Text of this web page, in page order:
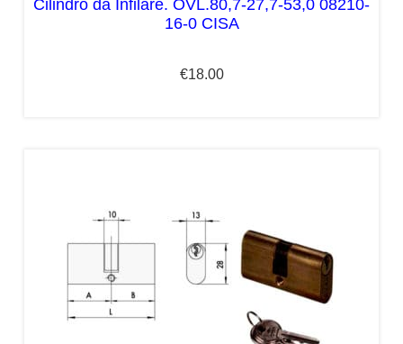
Cilindro da Infilare. OVL.80,7-27,7-53,0 08210-
16-0 CISA
€18.00